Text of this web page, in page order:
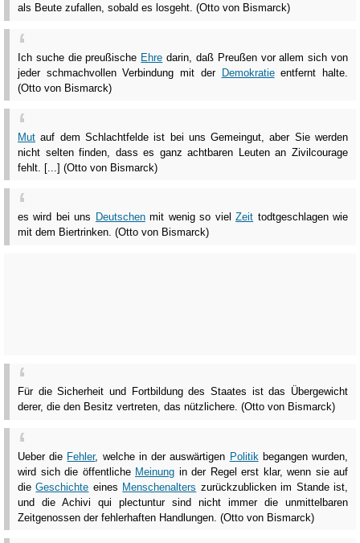
als Beute zufallen, sobald es losgeht. (Otto von Bismarck)
Ich suche die preußische Ehre darin, daß Preußen vor allem sich von
jeder schmachvollen Verbindung mit der Demokratieentfernt halte.
(Otto von Bismarck)
Mut auf dem Schlachtfelde ist bei uns Gemeingut, aber Sie werden
nicht selten finden, dass es ganz achtbaren Leuten an Zivilcourage
fehlt. [...] (Otto von Bismarck)
es wird bei uns Deutschenmit wenig so vielZeit todtgeschlagen wie
mit dem Biertrinken. (Otto von Bismarck)
Für die Sicherheit und Fortbildung des Staates ist das Übergewicht
derer, die den Besitz vertreten, das nützlichere. (Otto von Bismarck)
Ueber die Fehler, welche in der auswärtigen Politik begangen wurden,
wird sich die öffentliche Meinung in der Regel erst klar, wenn sie auf
dieGeschichte eines Menschenalters zurückzublicken im Stande ist,
und die Achivi qui plectuntur sind nicht immer die unmittelbaren
Zeitgenossen der fehlerhaften Handlungen. (Otto von Bismarck)